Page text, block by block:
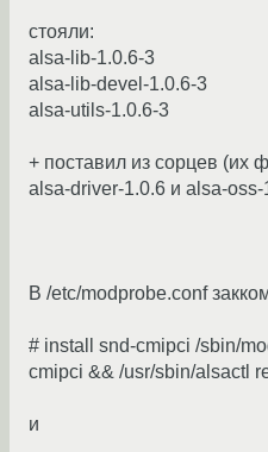
стояли:
alsa-lib-1.0.6-3
alsa-lib-devel-1.0.6-3
alsa-utils-1.0.6-3
+ поставил из сорцев (их
alsa-driver-1.0.6 и alsa-oss-
В /etc/modprobe.conf
# install snd-cmipci /sbin/
cmipci && /usr/sbin/alsactl
и